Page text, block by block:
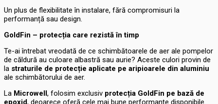
Un plus de flexibilitate în instalare, fără compromisuri la
performanță sau design.
GoldFin – protecția care rezistă în timp
Te-ai întrebat vreodată de ce schimbătoarele de aer ale pompelor
de căldură au culoare albastră sau aurie? Aceste culori provin de
la straturile de protecție aplicate pe aripioarele din aluminiu
ale schimbătorului de aer.
La Microwell, folosim exclusiv protecția GoldFin pe bază de
epoxid, deoarece oferă cele mai bune performanțe disponibile.